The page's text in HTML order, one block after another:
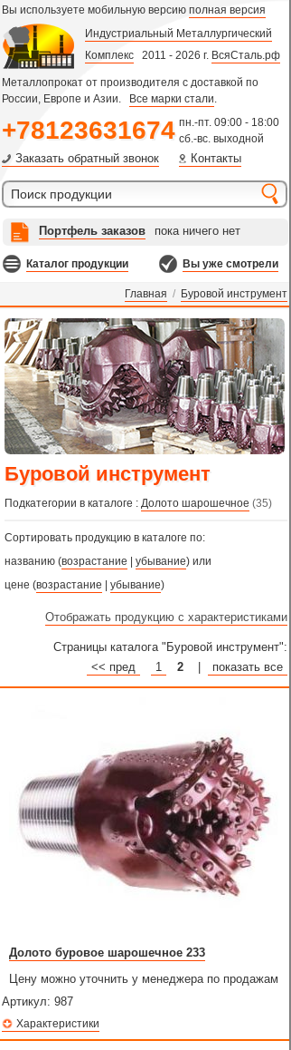
Вы используете мобильную версию полная версия
Индустриальный Металлургический
Комплекс 2011 - 2026 г. ВсяСталь.рф
Металлопрокат от производителя с доставкой по
России, Европе и Азии.
Все марки стали.
+78123631674 пн.-пт. 09:00 - 18:00
сб.-вс. выходной
Заказать обратный звонок Контакты
Портфель заказов пока ничего нет
Каталог продукции Вы уже смотрели
Главная / Буровой инструмент
Буровой инструмент
Подкатегории в каталоге : Долото шарошечное (35)
Сортировать продукцию в каталоге по:
названию (возрастание убывание) или
цене (возрастание убывание)
Отображать продукцию с характеристиками
Страницы каталога "Буровой инструмент":
<< пред
1 2 показать все
Долото буровое шарошечное 233
Цену можно уточнить у менеджера по продажам
Артикул: 987
Характеристики